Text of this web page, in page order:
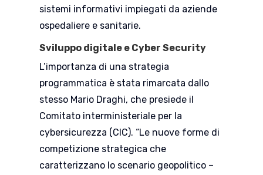
sistemi informativi impiegati da aziende
ospedaliere e sanitarie.
Sviluppo digitale e Cyber Security
L’importanza di una strategia
programmatica è stata rimarcata dallo
stesso Mario Draghi, che presiede il
Comitato interministeriale per la
cybersicurezza (CIC). “Le nuove forme di
competizione strategica che
caratterizzano lo scenario geopolitico –